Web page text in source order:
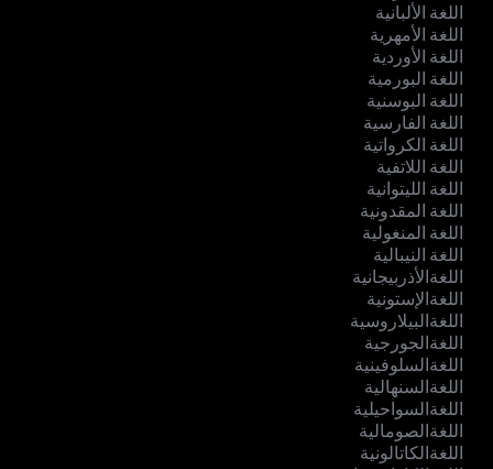
اللغة الألبانية
اللغة الأمهرية
اللغة الأوردية
اللغة البورمية
اللغة البوسنية
اللغة الفارسية
اللغة الكرواتية
اللغة اللاتفية
اللغة الليتوانية
اللغة المقدونية
اللغة المنغولية
اللغة النيبالية
اللغةالأذربيجانية
اللغةالإستونية
اللغةالبيلاروسية
اللغةالجورجية
اللغةالسلوفينية
اللغةالسنهالية
اللغةالسواحيلية
اللغةالصومالية
اللغةالكاتالونية